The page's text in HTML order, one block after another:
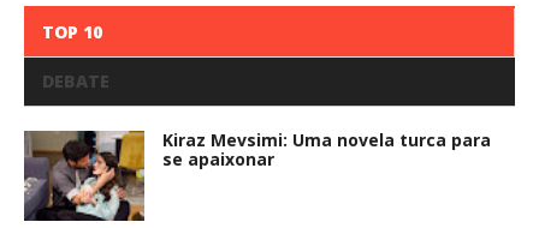
TOP 10
DEBATE
Kiraz Mevsimi: Uma novela turca para
se apaixonar